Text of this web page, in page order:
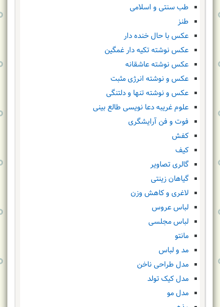
طب سنتی و اسلامی
طنز
عکس با حال خنده دار
عکس نوشته تکیه دار غمگین
عکس نوشته عاشقانه
عکس و نوشته انرژی مثبت
عکس و نوشته تنها و دلتنگی
علوم غریبه دعا نویسی طالع بینی
فوت و فن آرایشگری
کفش
کیف
گالری تصاویر
گیاهان زینتی
لاغری و کاهش وزن
لباس عروس
لباس مجلسی
مانتو
مد و لباس
مدل طراحی ناخن
مدل کیک تولد
مدل مو